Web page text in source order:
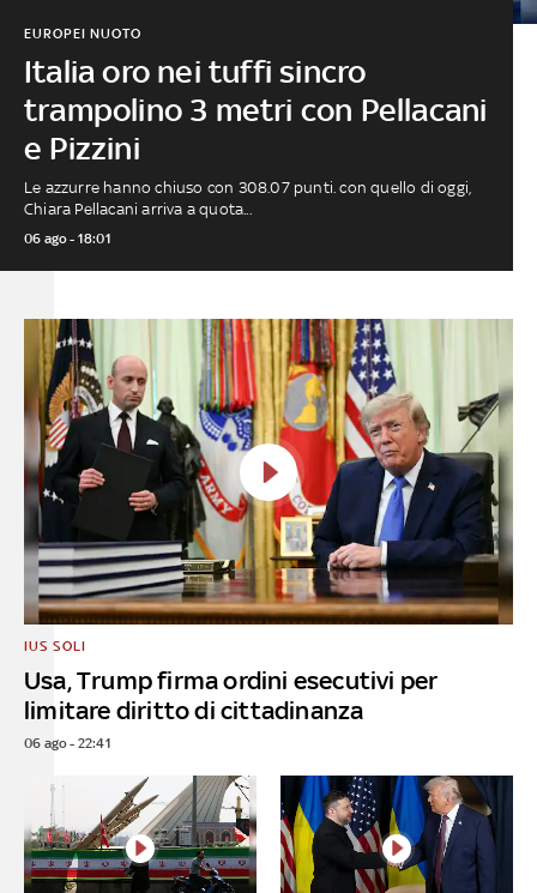
Italia oro nei tuffi sincro
trampolino 3 metri con Pellacani
e Pizzini
EUROPEI NUOTO
Le azzurre hanno chiuso con 308.07 punti. con quello di oggi,
Chiara Pellacani arriva a quota...
06 ago - 18:01
Usa, Trump firma ordini esecutivi per
limitare diritto di cittadinanza
IUS SOLI
06 ago - 22:41